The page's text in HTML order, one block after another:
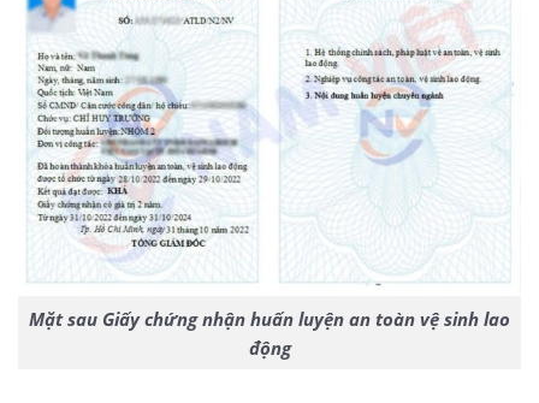
Mặt sau Giấy chứng nhận huấn luyện an toàn vệ sinh lao
động